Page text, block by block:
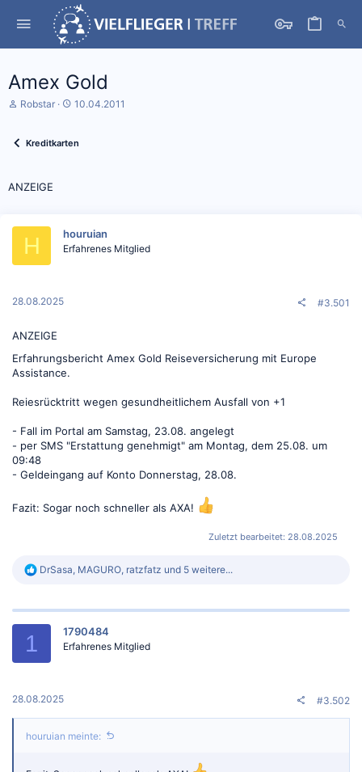
Amex Gold
S
r
*
Robstar
D
u
10.04.2011
Kreditkarten
ANZEIGE
H houruian
Erfahrenes Mitglied
28.08.2025 #3.501
ANZEIGE
Erfahrungsbericht Amex Gold Reiseversicherung mit Europe
Assistance.
Reiesrücktritt wegen gesundheitlichem Ausfall von +1
- Fall im Portal am Samstag, 23.08. angelegt
- per SMS "Erstattung genehmigt" am Montag, dem 25.08. um
09:48
- Geldeingang auf Konto Donnerstag, 28.08.
Fazit: Sogar noch schneller als AXA!
Zuletzt bearbeitet: 28.08.2025
R
k
:
DrSasa, MAGURO, ratzfatz und 5 weitere...
1 1790484
Erfahrenes Mitglied
28.08.2025 #3.502
houruian meinte: